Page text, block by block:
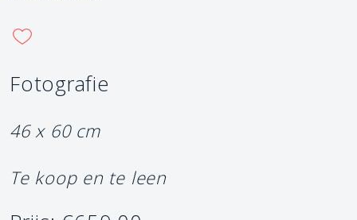
Fotografie
46 x 60 cm
Te koop en te leen